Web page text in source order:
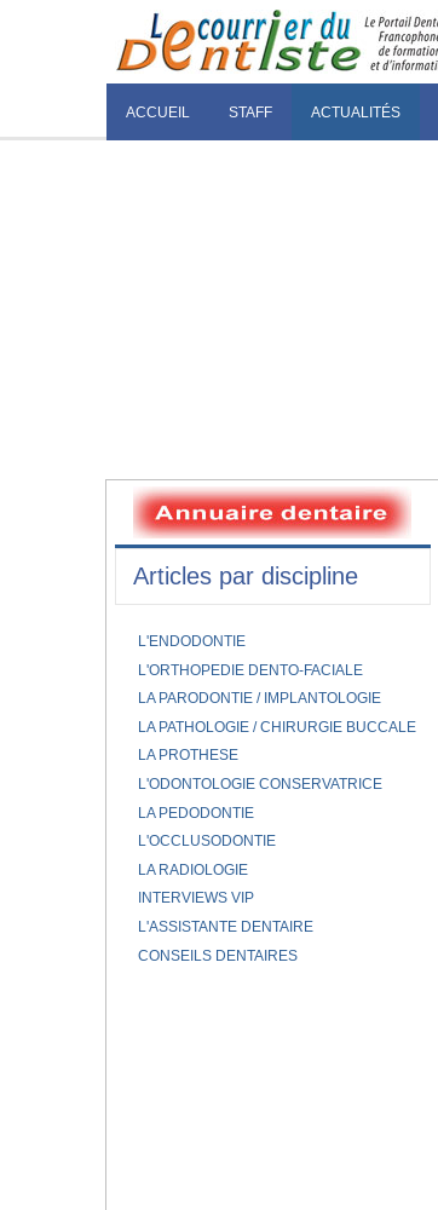
ACCUEIL STAFF ACTUALITÉS
Articles par discipline
L'ENDODONTIE
L'ORTHOPEDIE DENTO-FACIALE
LA PARODONTIE / IMPLANTOLOGIE
LA PATHOLOGIE / CHIRURGIE BUCCALE
LA PROTHESE
L'ODONTOLOGIE CONSERVATRICE
LA PEDODONTIE
L'OCCLUSODONTIE
LA RADIOLOGIE
INTERVIEWS VIP
L'ASSISTANTE DENTAIRE
CONSEILS DENTAIRES